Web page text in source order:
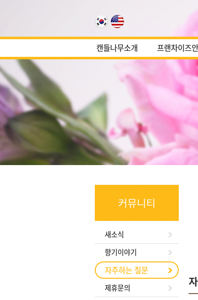
캔들나무소개 프랜차이즈
커뮤니티
새소식
향기이야기
자주하는 질문
제휴문의